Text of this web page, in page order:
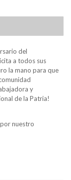
del
a todos sus
la mano para que
y
de la Patria!
nuestro